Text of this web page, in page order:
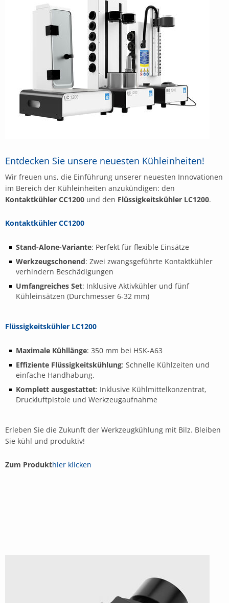
Entdecken Sie unsere neuesten Kühleinheiten!
Wir freuen uns, die Einführung unserer neuesten Innovationen
im Bereich der Kühleinheiten anzukündigen: den
Kontaktkühler CC1200 und den Flüssigkeitskühler LC1200.
Kontaktkühler CC1200
Stand-Alone-Variante: Perfekt für flexible Einsätze
Werkzeugschonend: Zwei zwangsgeführte Kontaktkühler
verhindern Beschädigungen
Umfangreiches Set: Inklusive Aktivkühler und fünf
Kühleinsätzen (Durchmesser 6-32 mm)
Flüssigkeitskühler LC1200
Maximale Kühllänge: 350 mm bei HSK-A63
Effiziente Flüssigkeitskühlung: Schnelle Kühlzeiten und
einfache Handhabung.
Komplett ausgestattet: Inklusive Kühlmittelkonzentrat,
Druckluftpistole und Werkzeugaufnahme
Erleben Sie die Zukunft der Werkzeugkühlung mit Bilz. Bleiben
Sie kühl und produktiv!
Zum Produkthier klicken